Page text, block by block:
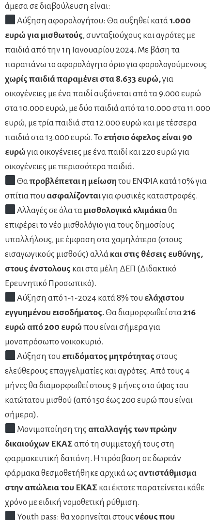
άμεσα σε διαβούλευση είναι:
Αύξηση αφορολογήτου: Θα αυξηθεί κατά1.000
ευρώ για μισθωτούς, συνταξιούχους και αγρότες με
παιδιά από την 1η Ιανουαρίου 2024. Με βάση τα
παραπάνω το αφορολόγητο όριο για φορολογούμενους
χωρίς παιδιά παραμένει στα 8.633 ευρώ,για
οικογένειες με ένα παιδί αυξάνεται από τα 9.000 ευρώ
στα 10.000 ευρώ, με δύο παιδιά από τα 10.000 στα 11.000
ευρώ, με τρία παιδιά στα 12.000 ευρώ και με τέσσερα
παιδιά στα 13.000 ευρώ. Το ετήσιο όφελος είναι 90
ευρώ για οικογένειες με ένα παιδί και 220 ευρώ για
οικογένειες με περισσότερα παιδιά.
Θαπροβλέπεται η μείωση του ΕΝΦΙΑ κατά 10% για
σπίτια που ασφαλίζονταιγια φυσικές καταστροφές.
Αλλαγές σε όλα τα μισθολογικά κλιμάκιαθα
επιφέρει το νέο μισθολόγιο για τους δημοσίους
υπαλλήλους, με έμφαση στα χαμηλότερα (στους
εισαγωγικούς μισθούς) αλλά και στις θέσεις ευθύνης,
στους ένστολους και στα μέλη ΔΕΠ (Διδακτικό
Ερευνητικό Προσωπικό).
Αύξηση από 1-1-2024 κατά 8% του ελάχιστου
εγγυημένου εισοδήματος.Θα διαμορφωθεί στα216
ευρώ από 200 ευρώ που είναι σήμερα για
μονοπρόσωπο νοικοκυριό.
Αύξηση του επιδόματος μητρότητας στους
ελεύθερους επαγγελματίες και αγρότες. Από τους 4
μήνες θα διαμορφωθεί στους 9 μήνες στο ύψος του
κατώτατου μισθού (από 150 έως 200 ευρώ που είναι
σήμερα).
Μονιμοποίηση της απαλλαγής των πρώην
δικαιούχων ΕΚΑΣαπό τη συμμετοχή τους στη
φαρμακευτική δαπάνη. Η πρόσβαση σε δωρεάν
φάρμακα θεσμοθετήθηκε αρχικά ως αντιστάθμισμα
στην απώλεια του ΕΚΑΣ και έκτοτε παρατείνεται κάθε
χρόνο με ειδική νομοθετική ρύθμιση.
Youth pass: θα χορηγείται στουςνέους που